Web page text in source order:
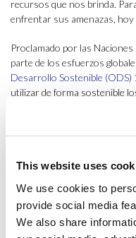
This website uses
We use cookies to
provide social media
We also share
recursos que nos brinda.
enfrentar sus amenazas,
Proclamado por las
parte de los esfuerzos
Desarrollo Sostenible (ODS)
utilizar de forma sostenible
marinos para el desarrollo
representa el 20% del valor
todos los productos del mar
alimentaria, sus
esta industria,advierte la
Entre el atún y sus especies